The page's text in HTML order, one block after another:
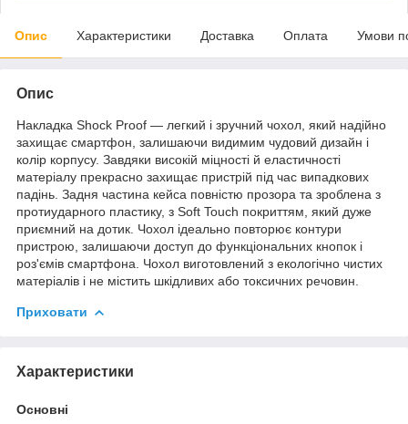
Опис Характеристики Доставка Оплата Умови
Опис
Накладка Shock Proof — легкий і зручний чохол, який надійно
захищає смартфон, залишаючи видимим чудовий дизайн і
колір корпусу. Завдяки високій міцності й еластичності
матеріалу прекрасно захищає пристрій під час випадкових
падінь. Задня частина кейса повністю прозора та зроблена з
протиударного пластику, з Soft Touch покриттям, який дуже
приємний на дотик. Чохол ідеально повторює контури
пристрою, залишаючи доступ до функціональних кнопок і
роз'ємів смартфона. Чохол виготовлений з екологічно чистих
матеріалів і не містить шкідливих або токсичних речовин.
Приховати
Характеристики
Основні